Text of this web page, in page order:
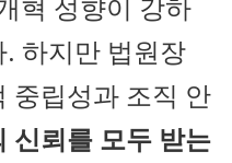
혁 성향이 강하
하지만 법원장
중립성과 조직 안
신뢰를 모두 받는